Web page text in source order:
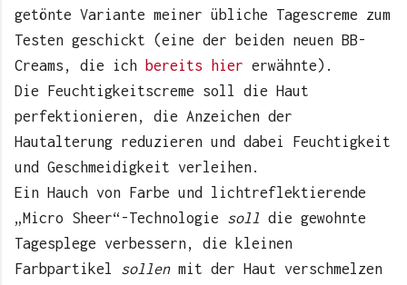
getönte Variante meiner übliche Tagescreme zum
Testen geschickt (eine der beiden neuen BB-
Creams, die ich
bereits hier erwähnte).
Die Feuchtigkeitscreme soll die Haut
perfektionieren, die Anzeichen der
Hautalterung reduzieren und dabei Feuchtigkeit
und Geschmeidigkeit verleihen.
Ein Hauch von Farbe und lichtreflektierende
„Micro Sheer“-Technologie soll die gewohnte
Tagesplege verbessern, die kleinen
Farbpartikel sollen mit der Haut verschmelzen